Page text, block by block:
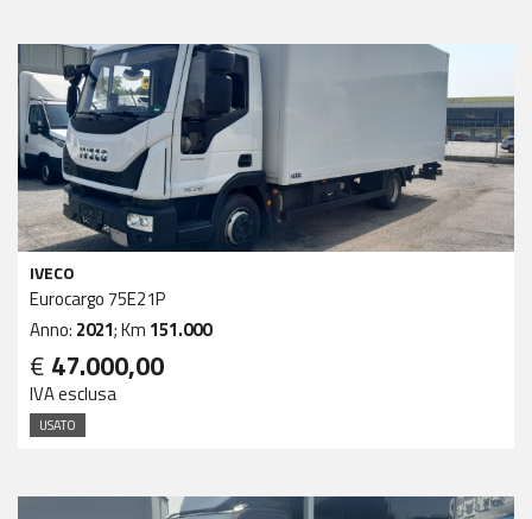
IVECO
Eurocargo 75E21P
Anno: 2021; Km 151.000
€ 47.000,00
IVA esclusa
USATO